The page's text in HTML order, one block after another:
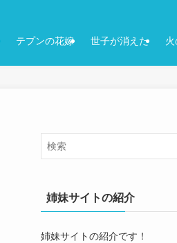
テプンの花嫁 世子が消えた
姉妹サイトの紹介
姉妹サイトの紹介です！